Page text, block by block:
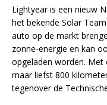
Lightyear is een nieuw
het bekende Solar
auto op de markt
zonne-energie en kan
opgeladen worden.
maar liefst 800
tegenover de